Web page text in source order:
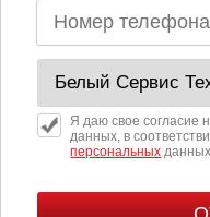
Тюмень
Я даю свое согласие
данных, в
персональных